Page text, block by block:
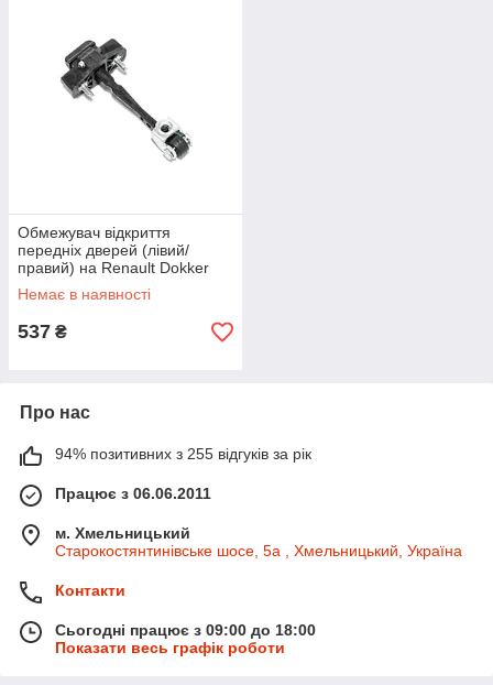
Обмежувач відкриття
передніх дверей (лівий/
правий) на Renault Dokker
2012-> - NTY - EZC-RE-165
Немає в наявності
537 ₴
Про нас
94% позитивних з 255 відгуків за рік
Працює з 06.06.2011
м. Хмельницький
Старокостянтинівське шосе, 5а , Хмельницький, Україна
Контакти
Сьогодні працює з 09:00 до 18:00
Показати весь графік роботи